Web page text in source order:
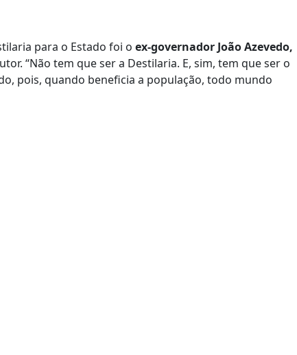
para o Estado foi o ex-governador João Azevedo,
“Não tem que ser a Destilaria. E, sim, tem que ser o
pois, quando beneficia a população, todo mundo